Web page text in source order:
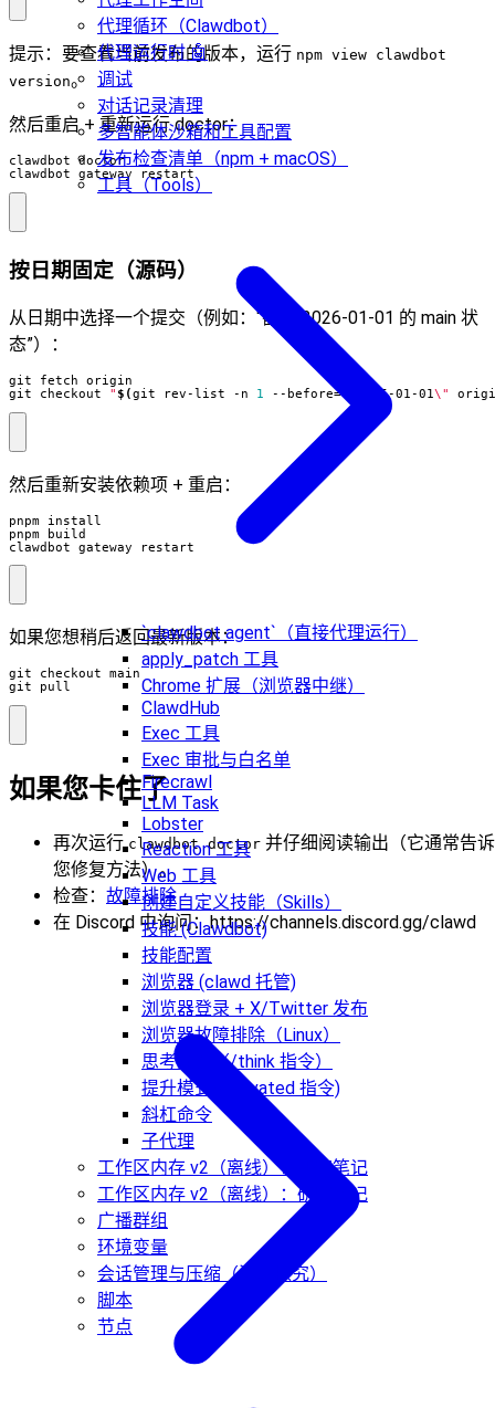
代理循环（Clawdbot）
代理运行时 🤖
调试
对话记录清理
多智能体沙箱和工具配置
发布检查清单（npm + macOS）
工具（Tools）
`clawdbot agent`（直接代理运行）
apply_patch 工具
Chrome 扩展（浏览器中继）
ClawdHub
Exec 工具
Exec 审批与白名单
Firecrawl
LLM Task
Lobster
Reaction 工具
Web 工具
创建自定义技能（Skills）
技能 (Clawdbot)
技能配置
浏览器 (clawd 托管)
浏览器登录 + X/Twitter 发布
浏览器故障排除（Linux）
思考级别（/think 指令）
提升模式(/elevated 指令)
斜杠命令
子代理
工作区内存 v2（离线）：研究笔记
工作区内存 v2（离线）：研究笔记
广播群组
环境变量
会话管理与压缩（深入探究）
脚本
节点
提示：要查看当前发布的版本，运行 npm view clawdbot
version。
然后重启 + 重新运行 doctor：
clawdbot gateway restart
按日期固定（源码）
从日期中选择一个提交（例如：“截至 2026-01-01 的 main 状
态”）：
git checkout " $(git rev-list -n 1 --before=\" 2026-01-01\"
然后重新安装依赖项 + 重启：
clawdbot gateway restart
如果您想稍后返回最新版本：
git pull
如果您卡住了
再次运行clawdbot doctor 并仔细阅读输出（它通常告诉
您修复方法）。
检查： 故障排除
在 Discord 中询问：https://channels.discord.gg/clawd